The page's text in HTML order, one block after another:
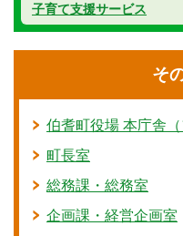
子育て支援サービス
そ
伯耆町役場 本庁舎（
町長室
総務課・総務室
企画課・経営企画室